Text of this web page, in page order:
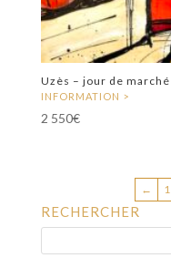
Uzès – jour de marché
2 550€
← 1
RECHERCHER